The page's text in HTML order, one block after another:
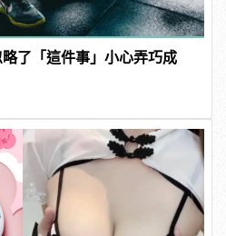
了「這件事」小心弄巧成